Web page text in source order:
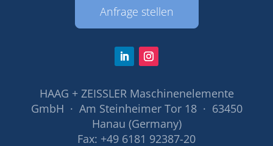
Anfrage stellen
HAAG + ZEISSLER Maschinenelemente
GmbH · Am Steinheimer Tor 18 · 63450
Hanau (Germany)
Fax: +49 6181 92387-20